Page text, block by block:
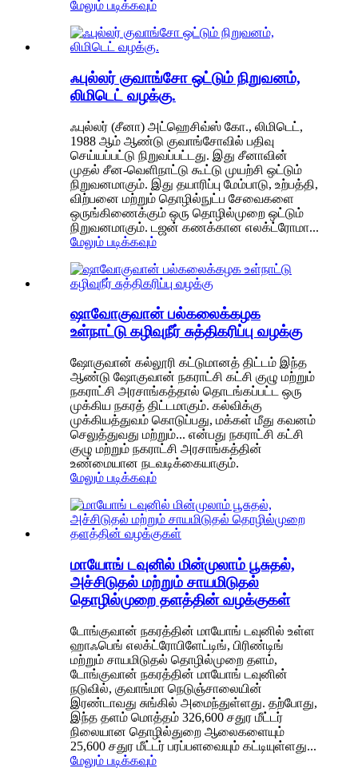
மேலும் படிக்கவும்
ஃபுல்லர் குவாங்சோ ஒட்டும் நிறுவனம்,
லிமிடெட் வழக்கு.
ஃபுல்லர் (சீனா) அட்ஹெசிவ்ஸ் கோ., லிமிடெட்,
1988 ஆம் ஆண்டு குவாங்சோவில் பதிவு
செய்யப்பட்டு நிறுவப்பட்டது. இது சீனாவின்
முதல் சீன-வெளிநாட்டு கூட்டு முயற்சி ஒட்டும்
நிறுவனமாகும். இது தயாரிப்பு மேம்பாடு, உற்பத்தி,
விற்பனை மற்றும் தொழில்நுட்ப சேவைகளை
ஒருங்கிணைக்கும் ஒரு தொழில்முறை ஒட்டும்
நிறுவனமாகும். டஜன் கணக்கான எலக்ட்ரோமா...
மேலும் படிக்கவும்
ஷாவோகுவான் பல்கலைக்கழக
உள்நாட்டு கழிவுநீர் சுத்திகரிப்பு வழக்கு
ஷோகுவான் கல்லூரி கட்டுமானத் திட்டம் இந்த
ஆண்டு ஷோகுவான் நகராட்சி கட்சி குழு மற்றும்
நகராட்சி அரசாங்கத்தால் தொடங்கப்பட்ட ஒரு
முக்கிய நகரத் திட்டமாகும். கல்விக்கு
முக்கியத்துவம் கொடுப்பது, மக்கள் மீது கவனம்
செலுத்துவது மற்றும்... என்பது நகராட்சி கட்சி
குழு மற்றும் நகராட்சி அரசாங்கத்தின்
உண்மையான நடவடிக்கையாகும்.
மேலும் படிக்கவும்
மாயோங் டவுனில் மின்முலாம் பூசுதல்,
அச்சிடுதல் மற்றும் சாயமிடுதல்
தொழில்முறை தளத்தின் வழக்குகள்
டோங்குவான் நகரத்தின் மாயோங் டவுனில் உள்ள
ஹாஃபெங் எலக்ட்ரோபிளேட்டிங், பிரிண்டிங்
மற்றும் சாயமிடுதல் தொழில்முறை தளம்,
டோங்குவான் நகரத்தின் மாயோங் டவுனின்
நடுவில், குவாங்மா நெடுஞ்சாலையின்
இரண்டாவது சுங்கில் அமைந்துள்ளது. தற்போது,
​​இந்த தளம் மொத்தம் 326,600 சதுர மீட்டர்
நிலையான தொழில்துறை ஆலைகளையும்
25,600 சதுர மீட்டர் பரப்பளவையும் கட்டியுள்ளது...
மேலும் படிக்கவும்